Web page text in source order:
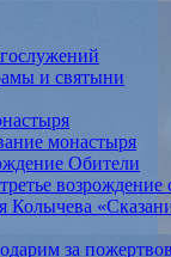
и святыни
монастыря
Обители
возрождение
Колычева
за